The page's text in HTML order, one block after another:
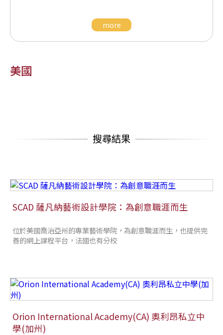
more
美國
搜尋結果
SCAD 薩凡納藝術設計學院：為創意職涯而生
位於美國喬治亞州的專業藝術學院，為創意職涯而生，也提供完
善的網上課程平台，法國也有分校
Orion International Academy(CA) 奧利昂私立中
學(加州)